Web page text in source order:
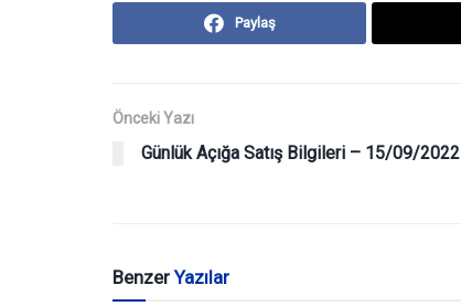
Paylaş
Önceki Yazı
Günlük Açığa Satış Bilgileri – 15/09/2022
BenzerYazılar